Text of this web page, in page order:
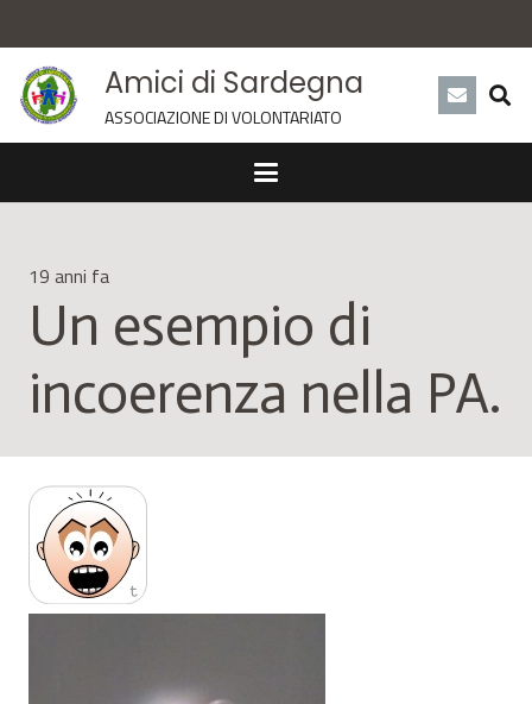
Amici di Sardegna
ASSOCIAZIONE DI VOLONTARIATO
19 anni fa
Un esempio di
incoerenza nella PA.